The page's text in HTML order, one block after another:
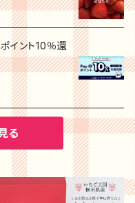
イント10％還
る